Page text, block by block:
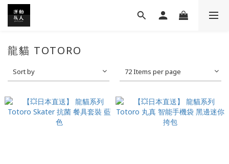
龍貓 TOTORO
Sort by 72 Items per page